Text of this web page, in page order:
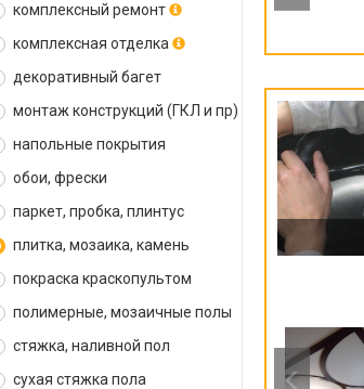
комплексный ремонт
комплексная отделка
декоративный багет
монтаж конструкций (ГКЛ и пр)
напольные покрытия
обои, фрески
паркет, пробка, плинтус
плитка, мозаика, камень
покраска краскопультом
полимерные, мозаичные полы
стяжка, наливной пол
сухая стяжка пола